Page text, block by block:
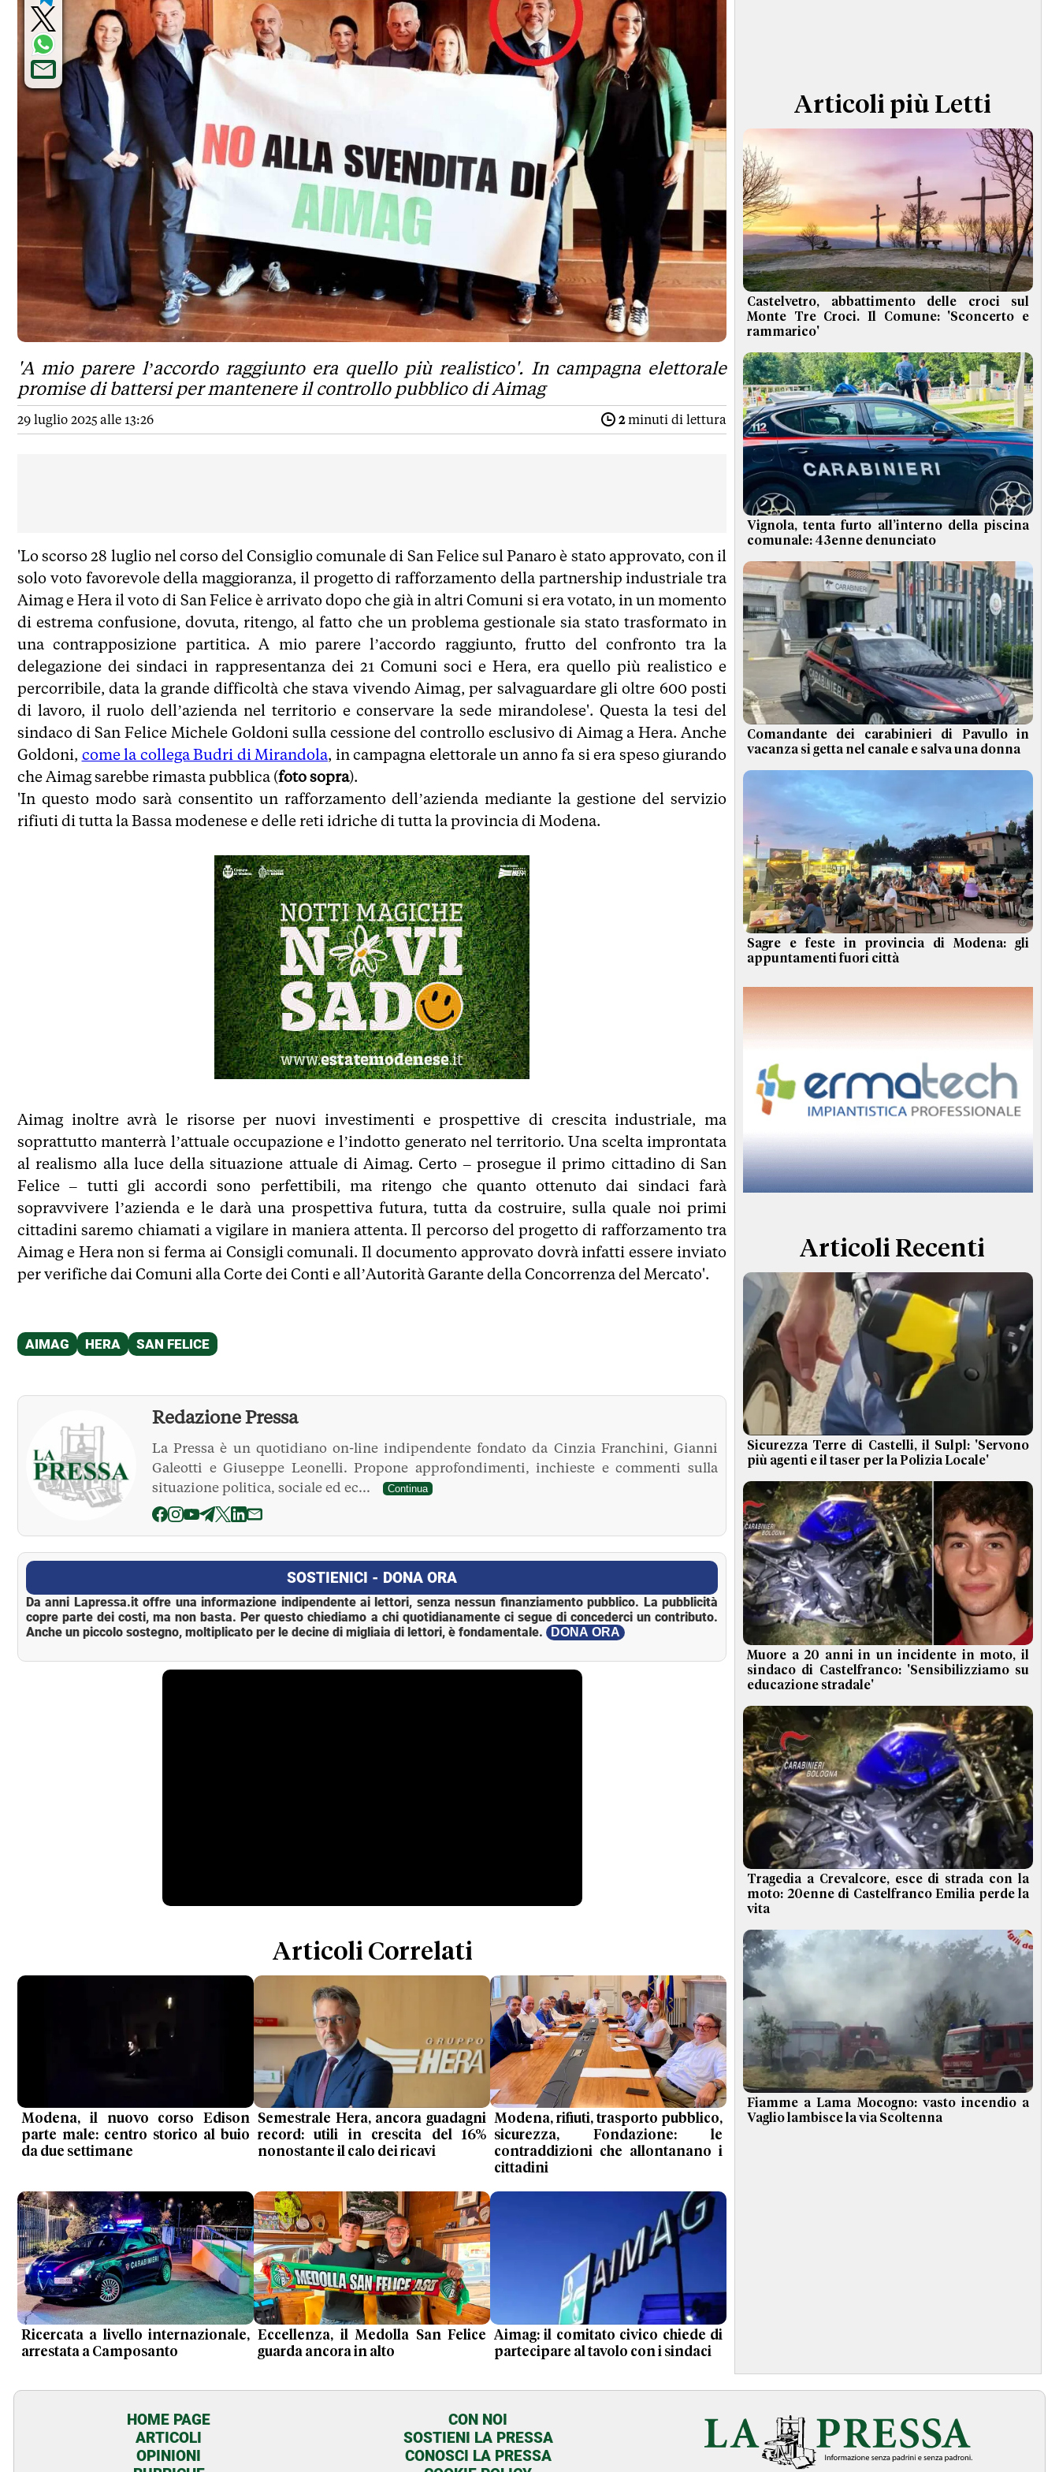
'A mio parere l’accordo raggiunto era quello più realistico'. In campagna elettorale
promise di battersi per mantenere il controllo pubblico di Aimag
29 luglio 2025 alle 13:26 2minuti di lettura
'Lo scorso 28 luglio nel corso del Consiglio comunale di San Felice sul Panaro è stato approvato, con il
solo voto favorevole della maggioranza, il progetto di rafforzamento della partnership industriale tra
Aimag e Hera il voto di San Felice è arrivato dopo che già in altri Comuni si era votato, in un momento
di estrema confusione, dovuta, ritengo, al fatto che un problema gestionale sia stato trasformato in
una contrapposizione partitica. A mio parere l’accordo raggiunto, frutto del confronto tra la
delegazione dei sindaci in rappresentanza dei 21 Comuni soci e Hera, era quello più realistico e
percorribile, data la grande difficoltà che stava vivendo Aimag, per salvaguardare gli oltre 600 posti
di lavoro, il ruolo dell’azienda nel territorio e conservare la sede mirandolese'. Questa la tesi del
sindaco di San Felice Michele Goldoni sulla cessione del controllo esclusivo di Aimag a Hera. Anche
Goldoni, come la collega Budri di Mirandola, in campagna elettorale un anno fa si era speso giurando
che Aimag sarebbe rimasta pubblica (foto sopra).
'In questo modo sarà consentito un rafforzamento dell’azienda mediante la gestione del servizio
rifiuti di tutta la Bassa modenese e delle reti idriche di tutta la provincia di Modena.
Aimag inoltre avrà le risorse per nuovi investimenti e prospettive di crescita industriale, ma
soprattutto manterrà l’attuale occupazione e l’indotto generato nel territorio. Una scelta improntata
al realismo alla luce della situazione attuale di Aimag. Certo – prosegue il primo cittadino di San
Felice – tutti gli accordi sono perfettibili, ma ritengo che quanto ottenuto dai sindaci farà
sopravvivere l’azienda e le darà una prospettiva futura, tutta da costruire, sulla quale noi primi
cittadini saremo chiamati a vigilare in maniera attenta. Il percorso del progetto di rafforzamento tra
Aimag e Hera non si ferma ai Consigli comunali. Il documento approvato dovrà infatti essere inviato
per verifiche dai Comuni alla Corte dei Conti e all’Autorità Garante della Concorrenza del Mercato'.
Redazione Pressa
La Pressa è un quotidiano on-line indipendente fondato da Cinzia Franchini, Gianni
Galeotti e Giuseppe Leonelli. Propone approfondimenti, inchieste e commenti sulla
situazione politica, sociale ed ec...
Continua
La Pressa
SOSTIENICI - DONA ORA
Da anni Lapressa.it offre una informazione indipendente ai lettori, senza nessun finanziamento pubblico. La pubblicità
copre parte dei costi, ma non basta. Per questo chiediamo a chi quotidianamente ci segue di concederci un contributo.
Anche un piccolo sostegno, moltiplicato per le decine di migliaia di lettori, è fondamentale.
DONA ORA
Articoli Correlati
Modena, il nuovo corso Edison
parte male: centro storico al buio
da due settimane
Semestrale Hera, ancora guadagni
record: utili in crescita del 16%
nonostante il calo dei ricavi
Modena, rifiuti, trasporto pubblico,
sicurezza, Fondazione: le
contraddizioni che allontanano i
cittadini
Ricercata a livello internazionale,
arrestata a Camposanto
Eccellenza, il Medolla San Felice
guarda ancora in alto
Aimag: il comitato civico chiede di
partecipare al tavolo con i sindaci
Articoli più Letti
Castelvetro, abbattimento delle croci sul
Monte Tre Croci. Il Comune: 'Sconcerto e
rammarico'
Vignola, tenta furto all’interno della piscina
comunale: 43enne denunciato
Comandante dei carabinieri di Pavullo in
vacanza si getta nel canale e salva una donna
Sagre e feste in provincia di Modena: gli
appuntamenti fuori città
Articoli Recenti
Sicurezza Terre di Castelli, il Sulpl: 'Servono
più agenti e il taser per la Polizia Locale'
Muore a 20 anni in un incidente in moto, il
sindaco di Castelfranco: 'Sensibilizziamo su
educazione stradale'
Tragedia a Crevalcore, esce di strada con la
moto: 20enne di Castelfranco Emilia perde la
vita
Fiamme a Lama Mocogno: vasto incendio a
Vaglio lambisce la via Scoltenna
HOME PAGE
ARTICOLI
OPINIONI
CON NOI
SOSTIENI LA PRESSA
CONOSCI LA PRESSA